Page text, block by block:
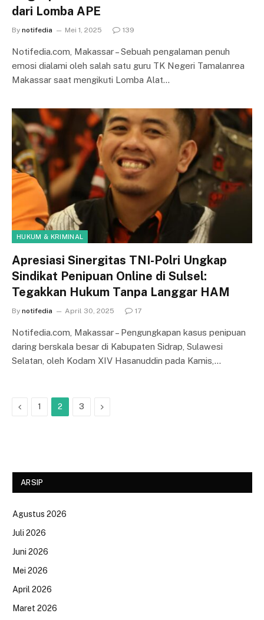
dari Lomba APE
By notifedia Mei 1, 2025 139
Notifedia.com, Makassar – Sebuah pengalaman penuh
emosi dialami oleh salah satu guru TK Negeri Tamalanrea
Makassar saat mengikuti Lomba Alat…
HUKUM & KRIMINAL
Apresiasi Sinergitas TNI-Polri Ungkap
Sindikat Penipuan Online di Sulsel:
Tegakkan Hukum Tanpa Langgar HAM
By notifedia April 30, 2025 17
Notifedia.com, Makassar – Pengungkapan kasus penipuan
daring berskala besar di Kabupaten Sidrap, Sulawesi
Selatan, oleh Kodam XIV Hasanuddin pada Kamis,…
Previous
1 2 3 Next
ARSIP
Agustus 2026
Juli 2026
Juni 2026
Mei 2026
April 2026
Maret 2026